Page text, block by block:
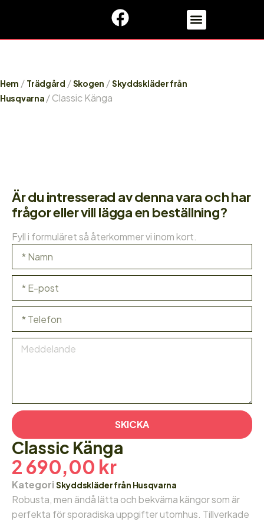
Hem / Trädgård /Skogen /Skyddskläder från
Husqvarna / Classic Känga
Är du intresserad av denna vara och har
frågor eller vill lägga en beställning?
Fyll i formuläret så återkommer vi inom kort.
SKICKA
Classic Känga
2 690,00 kr
Kategori Skyddskläder från Husqvarna
Robusta, men ändå lätta och bekväma kängor som är
perfekta för sporadiska uppgifter utomhus. Tillverkade